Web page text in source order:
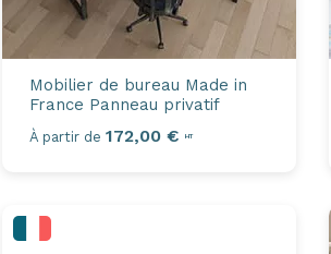
Mobilier de bureau Made in
France Panneau privatif
À partir de 172,00 € HT